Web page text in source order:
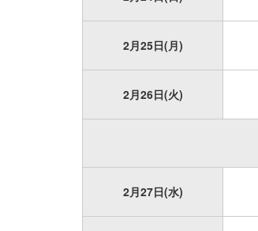
2月25日(月)
2月26日(火)
2月27日(水)